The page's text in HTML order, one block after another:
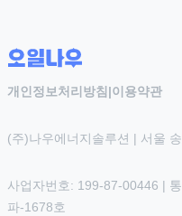
개인정보처리방침 |이용약관
(주)나우에너지솔루션 | 서울
사업자번호: 199-87-00446 |
파-1678호